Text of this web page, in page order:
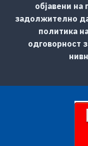
објавени на
задолжително
политика
одговорност